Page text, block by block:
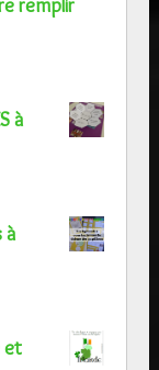
remplir
à
à
et